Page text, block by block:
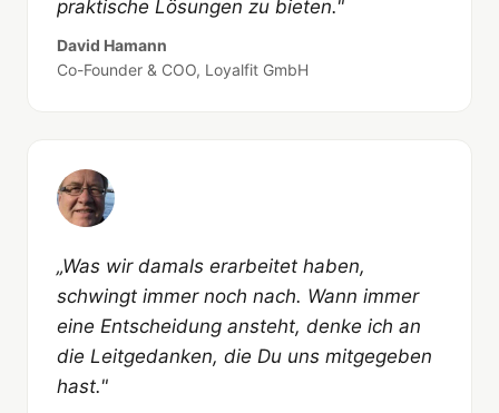
praktische Lösungen zu bieten."
David Hamann
Co-Founder & COO, Loyalfit GmbH
„Was wir damals erarbeitet haben,
schwingt immer noch nach. Wann immer
eine Entscheidung ansteht, denke ich an
die Leitgedanken, die Du uns mitgegeben
hast."